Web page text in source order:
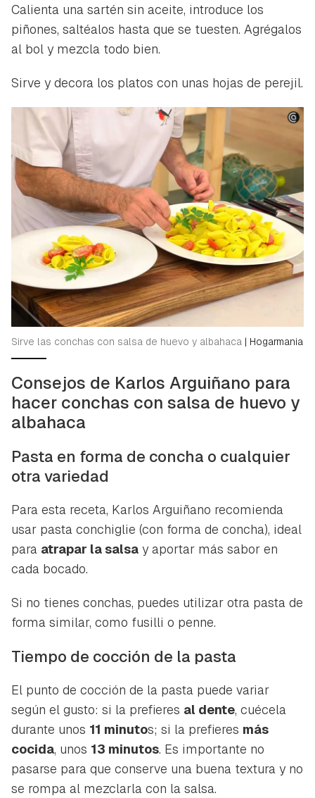
Guardar como favorito
Para poder guardar como favorito, primero has de
iniciar sesión con tu cuenta de Hogarmanía.
INICIAR SESIÓN CANCELAR
Calienta una sartén sin aceite, introduce los
piñones, saltéalos hasta que se tuesten. Agrégalos
al bol y mezcla todo bien.
Sirve y decora los platos con unas hojas de perejil.
Sirve las conchas con salsa de huevo y albahaca | Hogarmania
Consejos de Karlos Arguiñano para
hacer conchas con salsa de huevo y
albahaca
Pasta en forma de concha o cualquier
otra variedad
Para esta receta, Karlos Arguiñano recomienda
usar pasta conchiglie (con forma de concha), ideal
para atrapar la salsa y aportar más sabor en
cada bocado.
Si no tienes conchas, puedes utilizar otra pasta de
forma similar, como fusilli o penne.
Tiempo de cocción de la pasta
El punto de cocción de la pasta puede variar
según el gusto: si la prefieres al dente, cuécela
durante unos 11 minutos; si la prefieres más
cocida, unos 13 minutos. Es importante no
pasarse para que conserve una buena textura y no
se rompa al mezclarla con la salsa.
Contenido enviado
Gracias por suscribirte a nuestro boletín.
ACEPTAR